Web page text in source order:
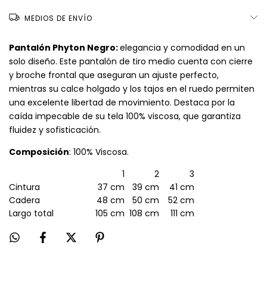
MEDIOS DE ENVÍO
Pantalón Phyton Negro:elegancia y comodidad en un
solo diseño. Este pantalón de tiro medio cuenta con cierre
y broche frontal que aseguran un ajuste perfecto,
mientras su calce holgado y los tajos en el ruedo permiten
una excelente libertad de movimiento. Destaca por la
caída impecable de su tela 100% viscosa, que garantiza
fluidez y sofisticación.
Composición: 100% Viscosa.
1
2
3
Cintura
37 cm 39 cm
41 cm
Cadera
48 cm 50 cm
52 cm
Largo total
105 cm 108 cm 111 cm